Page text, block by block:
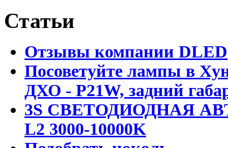
Статьи
Отзывы компании DLED
Посоветуйте лампы в
ДХО - P21W, задний
3S СВЕТОДИОДНАЯ
L2 3000-10000K